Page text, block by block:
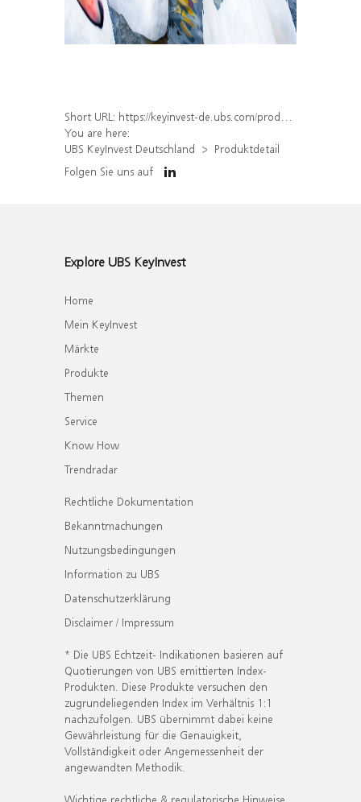
Short URL: https://keyinvest-de.ubs.com/produkt/detail/index/isin/DE000WA63K87
You are here:
UBS KeyInvest Deutschland
Produktdetail
Folgen Sie uns auf
Explore UBS KeyInvest
Home
Mein KeyInvest
Märkte
Produkte
Themen
Service
Know How
Trendradar
Rechtliche Dokumentation
Bekanntmachungen
Nutzungsbedingungen
Information zu UBS
Datenschutzerklärung
Disclaimer / Impressum
* Die UBS Echtzeit- Indikationen basieren auf
Quotierungen von UBS emittierten Index-
Produkten. Diese Produkte versuchen den
zugrundeliegenden Index im Verhältnis 1:1
nachzufolgen. UBS übernimmt dabei keine
Gewährleistung für die Genauigkeit,
Vollständigkeit oder Angemessenheit der
angewandten Methodik.